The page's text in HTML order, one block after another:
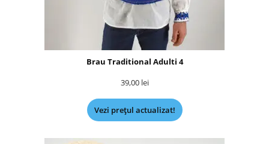
Brau Traditional Adulti 4
39,00 lei
Vezi prețul actualizat!